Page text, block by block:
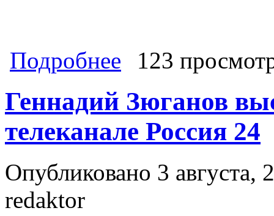
Подробнее о Геннадий Зюганов посетил
123
Геннадий Зюганов
телеканале Россия 24
Опубликовано 3 августа,
redaktor